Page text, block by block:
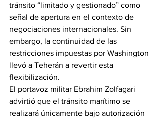
tránsito “limitado y gestionado” como
señal de apertura en el contexto de
negociaciones internacionales. Sin
embargo, la continuidad de las
restricciones impuestas por Washington
llevó a Teherán a revertir esta
flexibilización.
El portavoz militar Ebrahim Zolfagari
advirtió que el tránsito marítimo se
realizará únicamente bajo autorización